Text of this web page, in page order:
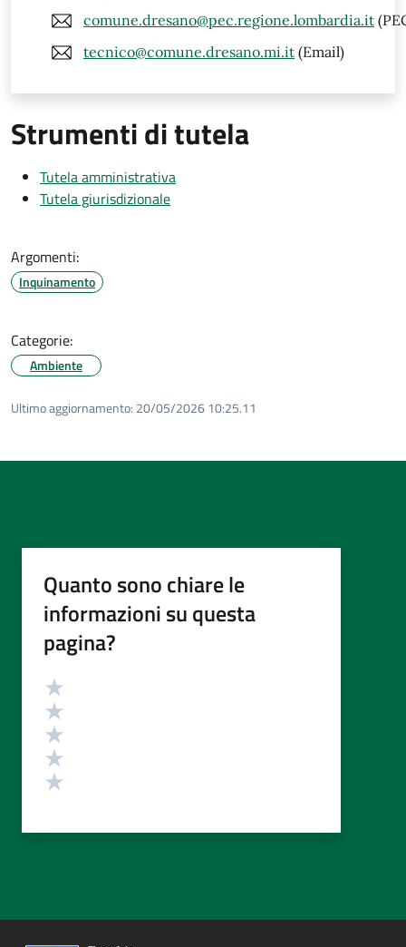
comune.dresano@pec.regione.lombardia.it
tecnico@comune.dresano.mi.it (Email)
Strumenti di tutela
Tutela amministrativa
Tutela giurisdizionale
Argomenti:
Inquinamento
Categorie:
Ambiente
Ultimo aggiornamento: 20/05/2026 10:25.11
Quanto sono chiare le
informazioni su questa
pagina?
Valutazione